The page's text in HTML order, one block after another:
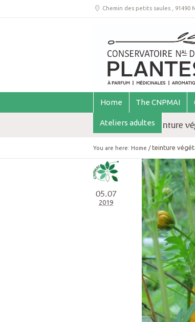
Chemin des petits saules , 91490
Home The CNPMAI
Ateliers adultes
Archive for tag: teinture
You are here: Home /teinture
05.07
2019